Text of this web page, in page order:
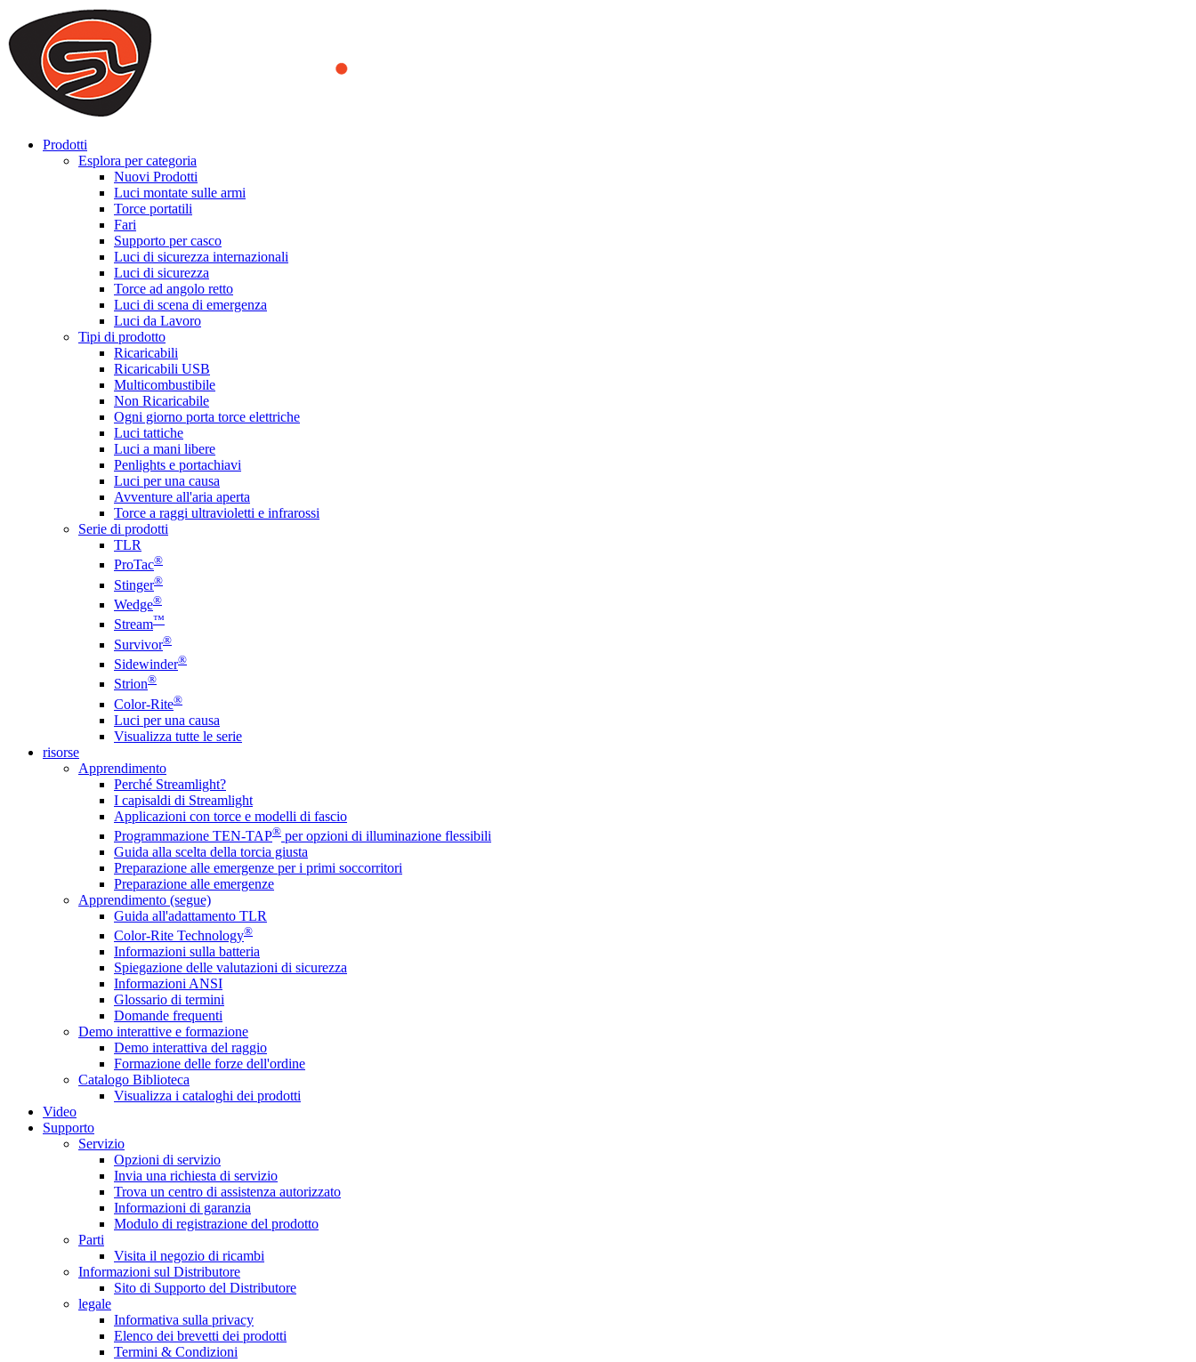
We use cookies to ensure that we provide you the best experience on our website. By continuing to browse this website, you accept that cookies are used to help us analyze how the website is used and to offer
you a better experience. To learn more or to find out how you can disable cookies, you can access our
ACCEPT AND CLOSE
Prodotti
Esplora per categoria
Nuovi Prodotti
Luci montate sulle armi
Torce portatili
Fari
Supporto per casco
Luci di sicurezza internazionali
Luci di sicurezza
Torce ad angolo retto
Luci di scena di emergenza
Luci da Lavoro
Tipi di prodotto
Ricaricabili
Ricaricabili USB
Multicombustibile
Non Ricaricabile
Ogni giorno porta torce elettriche
Luci tattiche
Luci a mani libere
Penlights e portachiavi
Luci per una causa
Avventure all'aria aperta
Torce a raggi ultravioletti e infrarossi
Serie di prodotti
TLR
ProTac®
Stinger®
Wedge®
Stream™
Survivor®
Sidewinder®
Strion®
Color-Rite®
Luci per una causa
Visualizza tutte le serie
risorse
Apprendimento
Perché Streamlight?
I capisaldi di Streamlight
Applicazioni con torce e modelli di fascio
Programmazione TEN-TAP® per opzioni di illuminazione flessibili
Guida alla scelta della torcia giusta
Preparazione alle emergenze per i primi soccorritori
Preparazione alle emergenze
Apprendimento (segue)
Guida all'adattamento TLR
Color-Rite Technology®
Informazioni sulla batteria
Spiegazione delle valutazioni di sicurezza
Informazioni ANSI
Glossario di termini
Domande frequenti
Demo interattive e formazione
Demo interattiva del raggio
Formazione delle forze dell'ordine
Catalogo Biblioteca
Visualizza i cataloghi dei prodotti
Video
Supporto
Servizio
Opzioni di servizio
Invia una richiesta di servizio
Trova un centro di assistenza autorizzato
Informazioni di garanzia
Modulo di registrazione del prodotto
Parti
Visita il negozio di ricambi
Informazioni sul Distributore
Sito di Supporto del Distributore
legale
Informativa sulla privacy
Elenco dei brevetti dei prodotti
Termini & Condizioni